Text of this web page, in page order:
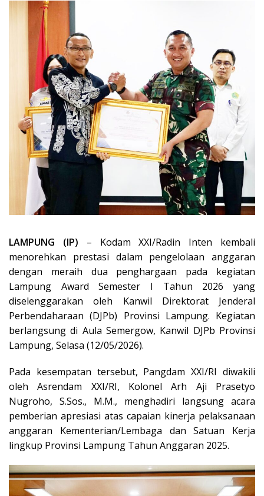
LAMPUNG (IP) – Kodam XXI/Radin Inten kembali
menorehkan prestasi dalam pengelolaan anggaran
dengan meraih dua penghargaan pada kegiatan
Lampung Award Semester I Tahun 2026 yang
diselenggarakan oleh Kanwil Direktorat Jenderal
Perbendaharaan (DJPb) Provinsi Lampung. Kegiatan
berlangsung di Aula Semergow, Kanwil DJPb Provinsi
Lampung, Selasa (12/05/2026).
Pada kesempatan tersebut, Pangdam XXI/RI diwakili
oleh Asrendam XXI/RI, Kolonel Arh Aji Prasetyo
Nugroho, S.Sos., M.M., menghadiri langsung acara
pemberian apresiasi atas capaian kinerja pelaksanaan
anggaran Kementerian/Lembaga dan Satuan Kerja
lingkup Provinsi Lampung Tahun Anggaran 2025.